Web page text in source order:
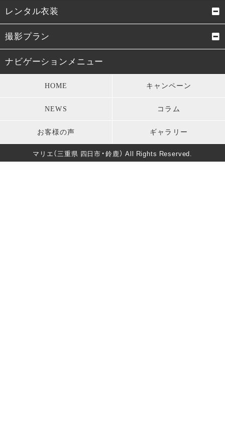
レンタル衣装
成人式振袖
男性成人式袴
七五三衣装 留袖・訪問着・振袖
モーニング・礼服 パーティードレス
キッズ衣装 長寿のお祝い
葬儀・法要
撮影プラン
成人式前撮り
ィング
バースデー マタニティフォト
ナビゲーションメニュー
HOME キャンペーン
NEWS コラム
お客様の声 ギャラリー
マリエ（三重県 四日市・鈴鹿） All Rights Reserved.